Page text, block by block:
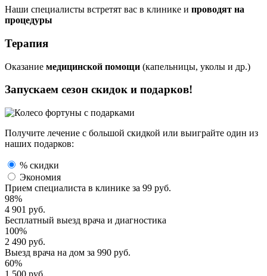
Наши специалисты встретят вас в клинике и проводят на
процедуры
Терапия
Оказание медицинской помощи (капельницы, уколы и др.)
Запускаем сезон скидок и подарков!
Получите лечение с большой скидкой или выиграйте один из
наших подарков:
% скидки
Экономия
Прием специалиста в клинике за 99 руб.
98%
4 901 руб.
Бесплатный выезд врача и диагностика
100%
2 490 руб.
Выезд врача на дом за 990 руб.
60%